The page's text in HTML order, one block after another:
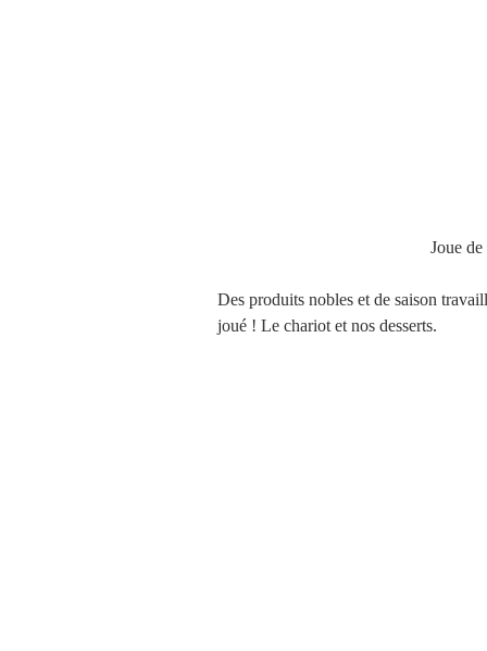
Des produits nobles et de saison
joué ! Le chariot et nos desserts.